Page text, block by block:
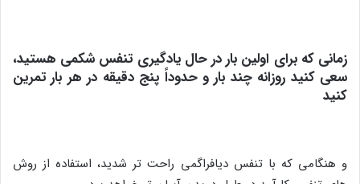
زمانی که برای اولین بار در حال یادگیری تنفس شکمی هستید،
سعی کنید روزانه چند بار و حدوداً پنج دقیقه در هر بار تمرین
کنید
و هنگامی که با تنفس دیافراگمی راحت تر شدید، استفاده از روش